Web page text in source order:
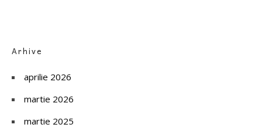
Arhive
aprilie 2026
martie 2026
martie 2025